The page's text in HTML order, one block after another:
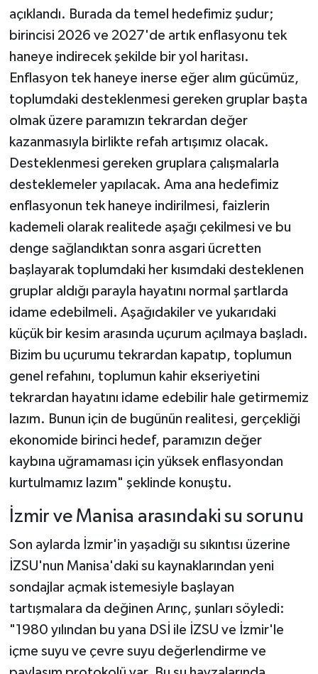
açıklandı. Burada da temel hedefimiz şudur;
birincisi 2026 ve 2027'de artık enflasyonu tek
haneye indirecek şekilde bir yol haritası.
Enflasyon tek haneye inerse eğer alım gücümüz,
toplumdaki desteklenmesi gereken gruplar başta
olmak üzere paramızın tekrardan değer
kazanmasıyla birlikte refah artışımız olacak.
Desteklenmesi gereken gruplara çalışmalarla
desteklemeler yapılacak. Ama ana hedefimiz
enflasyonun tek haneye indirilmesi, faizlerin
kademeli olarak realitede aşağı çekilmesi ve bu
denge sağlandıktan sonra asgari ücretten
başlayarak toplumdaki her kısımdaki desteklenen
gruplar aldığı parayla hayatını normal şartlarda
idame edebilmeli. Aşağıdakiler ve yukarıdaki
küçük bir kesim arasında uçurum açılmaya başladı.
Bizim bu uçurumu tekrardan kapatıp, toplumun
genel refahını, toplumun kahir ekseriyetini
tekrardan hayatını idame edebilir hale getirmemiz
lazım. Bunun için de bugünün realitesi, gerçekliği
ekonomide birinci hedef, paramızın değer
kaybına uğramaması için yüksek enflasyondan
kurtulmamız lazım" şeklinde konuştu.
İzmir ve Manisa arasındaki su sorunu
Son aylarda İzmir'in yaşadığı su sıkıntısı üzerine
İZSU'nun Manisa'daki su kaynaklarından yeni
sondajlar açmak istemesiyle başlayan
tartışmalara da değinen Arınç, şunları söyledi:
"1980 yılından bu yana DSİ ile İZSU ve İzmir'le
içme suyu ve çevre suyu değerlendirme ve